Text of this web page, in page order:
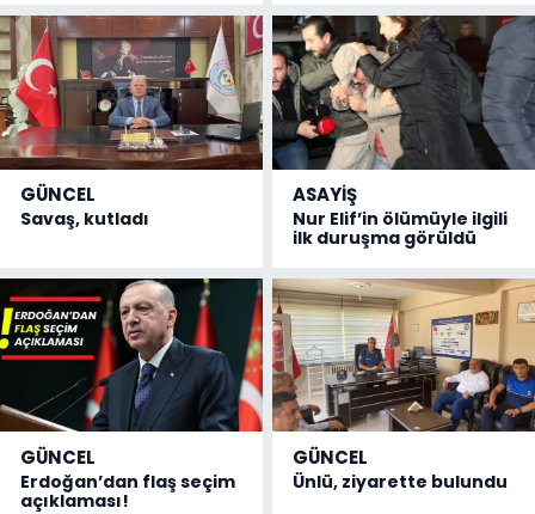
GÜNCEL
Savaş, kutladı
ASAYİŞ
Nur Elif’in ölümüyle ilgili
ilk duruşma görüldü
GÜNCEL
Erdoğan’dan flaş seçim
açıklaması!
GÜNCEL
Ünlü, ziyarette bulundu